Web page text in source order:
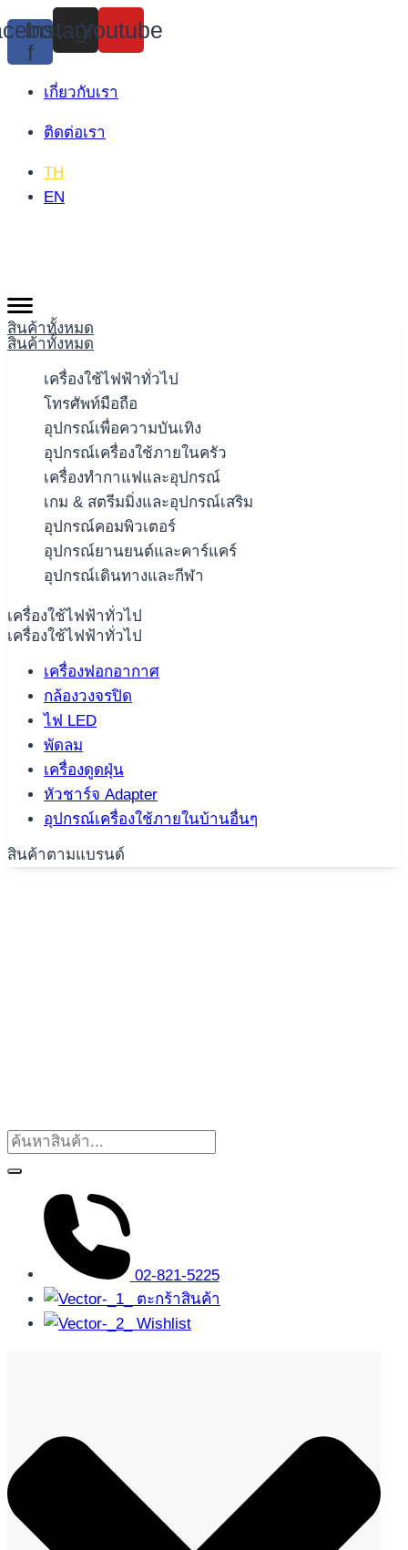
Skip
to
content
f
Instagram
Youtube
เกี่ยวกับเรา
ติดต่อเรา
TH
EN
สินค้าทั้งหมด
สินค้าทั้งหมด
เครื่องใช้ไฟฟ้าทั่วไป
โทรศัพท์มือถือ
อุปกรณ์เพื่อความบันเทิง
อุปกรณ์เครื่องใช้ภายในครัว
เครื่องทำกาแฟและอุปกรณ์
เกม & สตรีมมิ่งและอุปกรณ์เสริม
อุปกรณ์คอมพิวเตอร์
อุปกรณ์ยานยนต์และคาร์แคร์
อุปกรณ์เดินทางและกีฬา
เครื่องใช้ไฟฟ้าทั่วไป
เครื่องใช้ไฟฟ้าทั่วไป
เครื่องฟอกอากาศ
กล้องวงจรปิด
ไฟ LED
พัดลม
เครื่องดูดฝุ่น
หัวชาร์จ Adapter
อุปกรณ์เครื่องใช้ภายในบ้านอื่นๆ
สินค้าตามแบรนด์
02-821-5225
ตะกร้าสินค้า
Wishlist